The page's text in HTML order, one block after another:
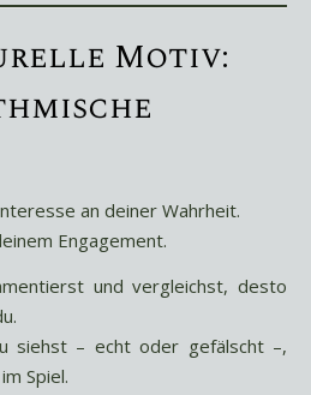
Motiv:
an deiner Wahrheit.
Engagement.
und vergleichst, desto
siehst – echt oder gefälscht –,
Spiel.